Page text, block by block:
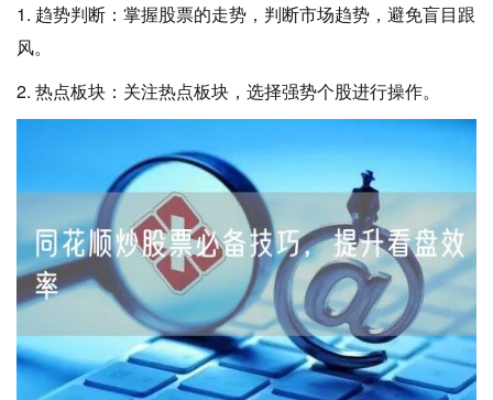
1. 趋势判断：掌握股票的走势，判断市场趋势，避免盲目跟
风。
2. 热点板块：关注热点板块，选择强势个股进行操作。